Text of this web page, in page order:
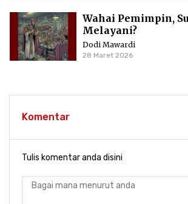
Wahai Pemimpin,
Melayani?
Dodi Mawardi
28 Maret 2026
Komentar
Tulis komentar anda disini